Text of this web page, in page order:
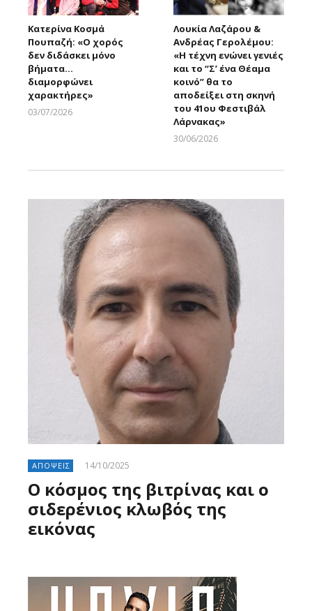
Κατερίνα Κοσμά
Πουπαζή: «Ο χορός
δεν διδάσκει μόνο
βήματα…
διαμορφώνει
χαρακτήρες»
03/07/2026
Λουκία Λαζάρου &
Ανδρέας Γερολέμου:
«Η τέχνη ενώνει γενιές
και το “Σ’ ένα Θέαμα
κοινό” θα το
αποδείξει στη σκηνή
του 41ου Φεστιβάλ
Λάρνακας»
30/06/2026
ΑΠΟΨΕΙΣ 14/10/2025
Ο κόσμος της βιτρίνας και ο
σιδερένιος κλωβός της
εικόνας